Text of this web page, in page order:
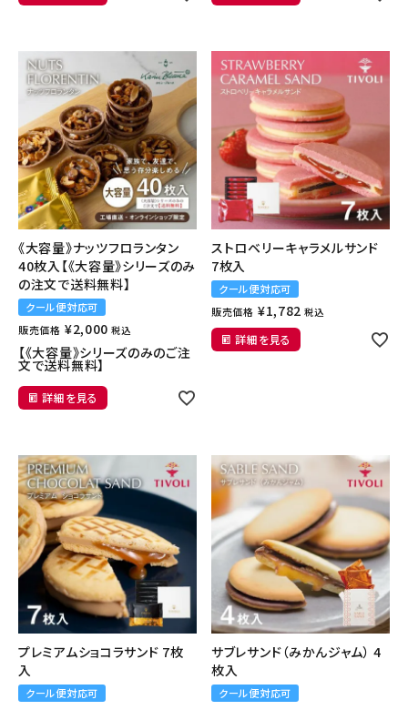
《大容量》ナッツフロランタン
40枚入【《大容量》シリーズのみ
の注文で送料無料】
クール便対応可
販売価格 ¥2,000 税込
【《大容量》シリーズのみのご注
文で送料無料】
詳細を見る
ストロベリーキャラメルサンド
7枚入
クール便対応可
販売価格 ¥1,782 税込
詳細を見る
プレミアムショコラサンド 7枚
入
クール便対応可
サブレサンド（みかんジャム） 4
枚入
クール便対応可